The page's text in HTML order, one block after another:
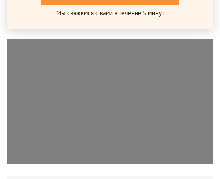
Мы свяжемся с вами в течение 5 минут